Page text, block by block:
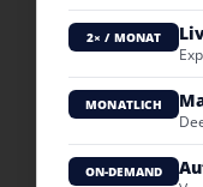
2× / MONAT
MONATLICH
ON-DEMAND